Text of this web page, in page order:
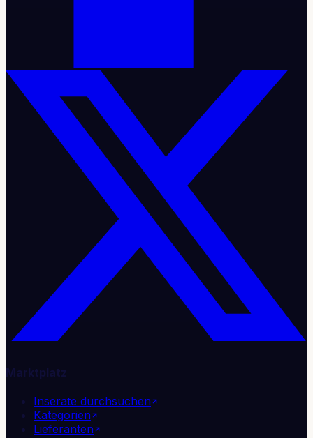
Marktplatz
Inserate durchsuchen
Kategorien
Lieferanten